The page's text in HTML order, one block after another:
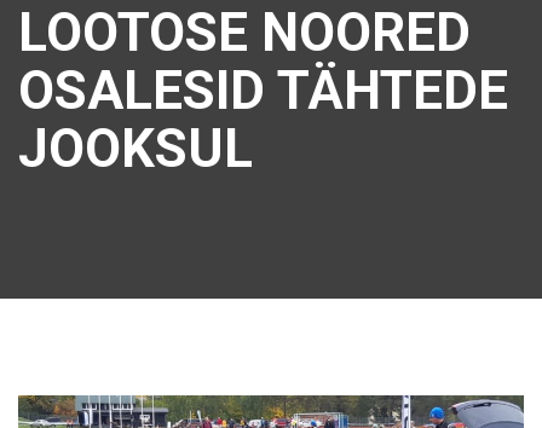
LOOTOSE NOORED
OSALESID TÄHTEDE
JOOKSUL